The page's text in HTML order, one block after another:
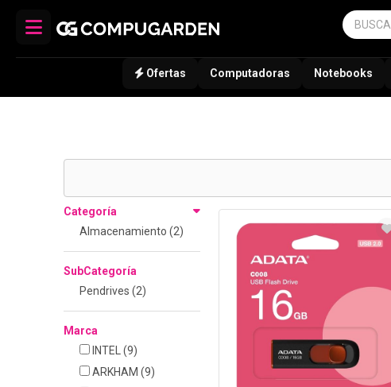
Ofertas Computadoras Notebooks
Categoría
Almacenamiento (2)
SubCategoría
Pendrives (2)
Marca
INTEL (9)
ARKHAM (9)